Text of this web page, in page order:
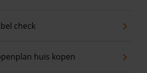
check
huis kopen